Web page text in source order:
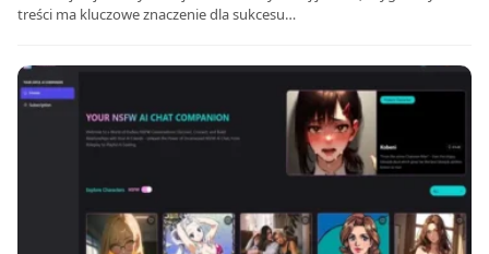
treści ma kluczowe znaczenie dla sukcesu…